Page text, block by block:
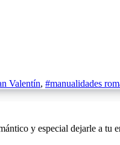
Valentín, #manualidades
y especial dejarle a tu